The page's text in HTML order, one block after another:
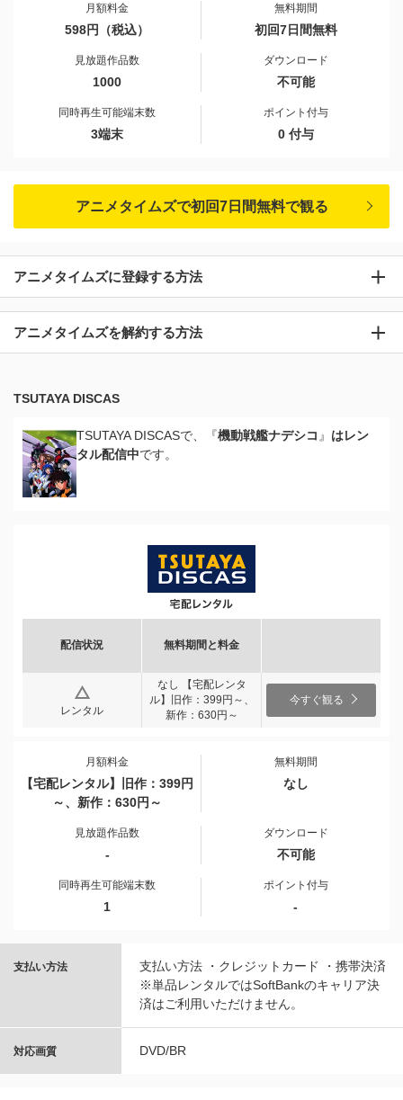
月額料金
598円（税込）
無料期間
初回7日間無料
見放題作品数
1000
ダウンロード
不可能
同時再生可能端末数
3端末
ポイント付与
0 付与
アニメタイムズで初回7日間無料で観る
アニメタイムズに登録する方法
アニメタイムズを解約する方法
TSUTAYA DISCAS
TSUTAYA DISCASで、『機動戦艦ナデシコ 』 はレン
タル配信中です。
配信状況 無料期間と料金
レンタル
なし 【宅配レンタ
ル】旧作：399円～、
新作：630円～
今すぐ観る
月額料金
【宅配レンタル】旧作：399円
～、新作：630円～
無料期間
なし
見放題作品数
-
ダウンロード
不可能
同時再生可能端末数
1
ポイント付与
-
支払い方法
支払い方法 ・クレジットカード ・携帯決済
※単品レンタルではSoftBankのキャリア決
済はご利用いただけません。
対応画質 DVD/BR